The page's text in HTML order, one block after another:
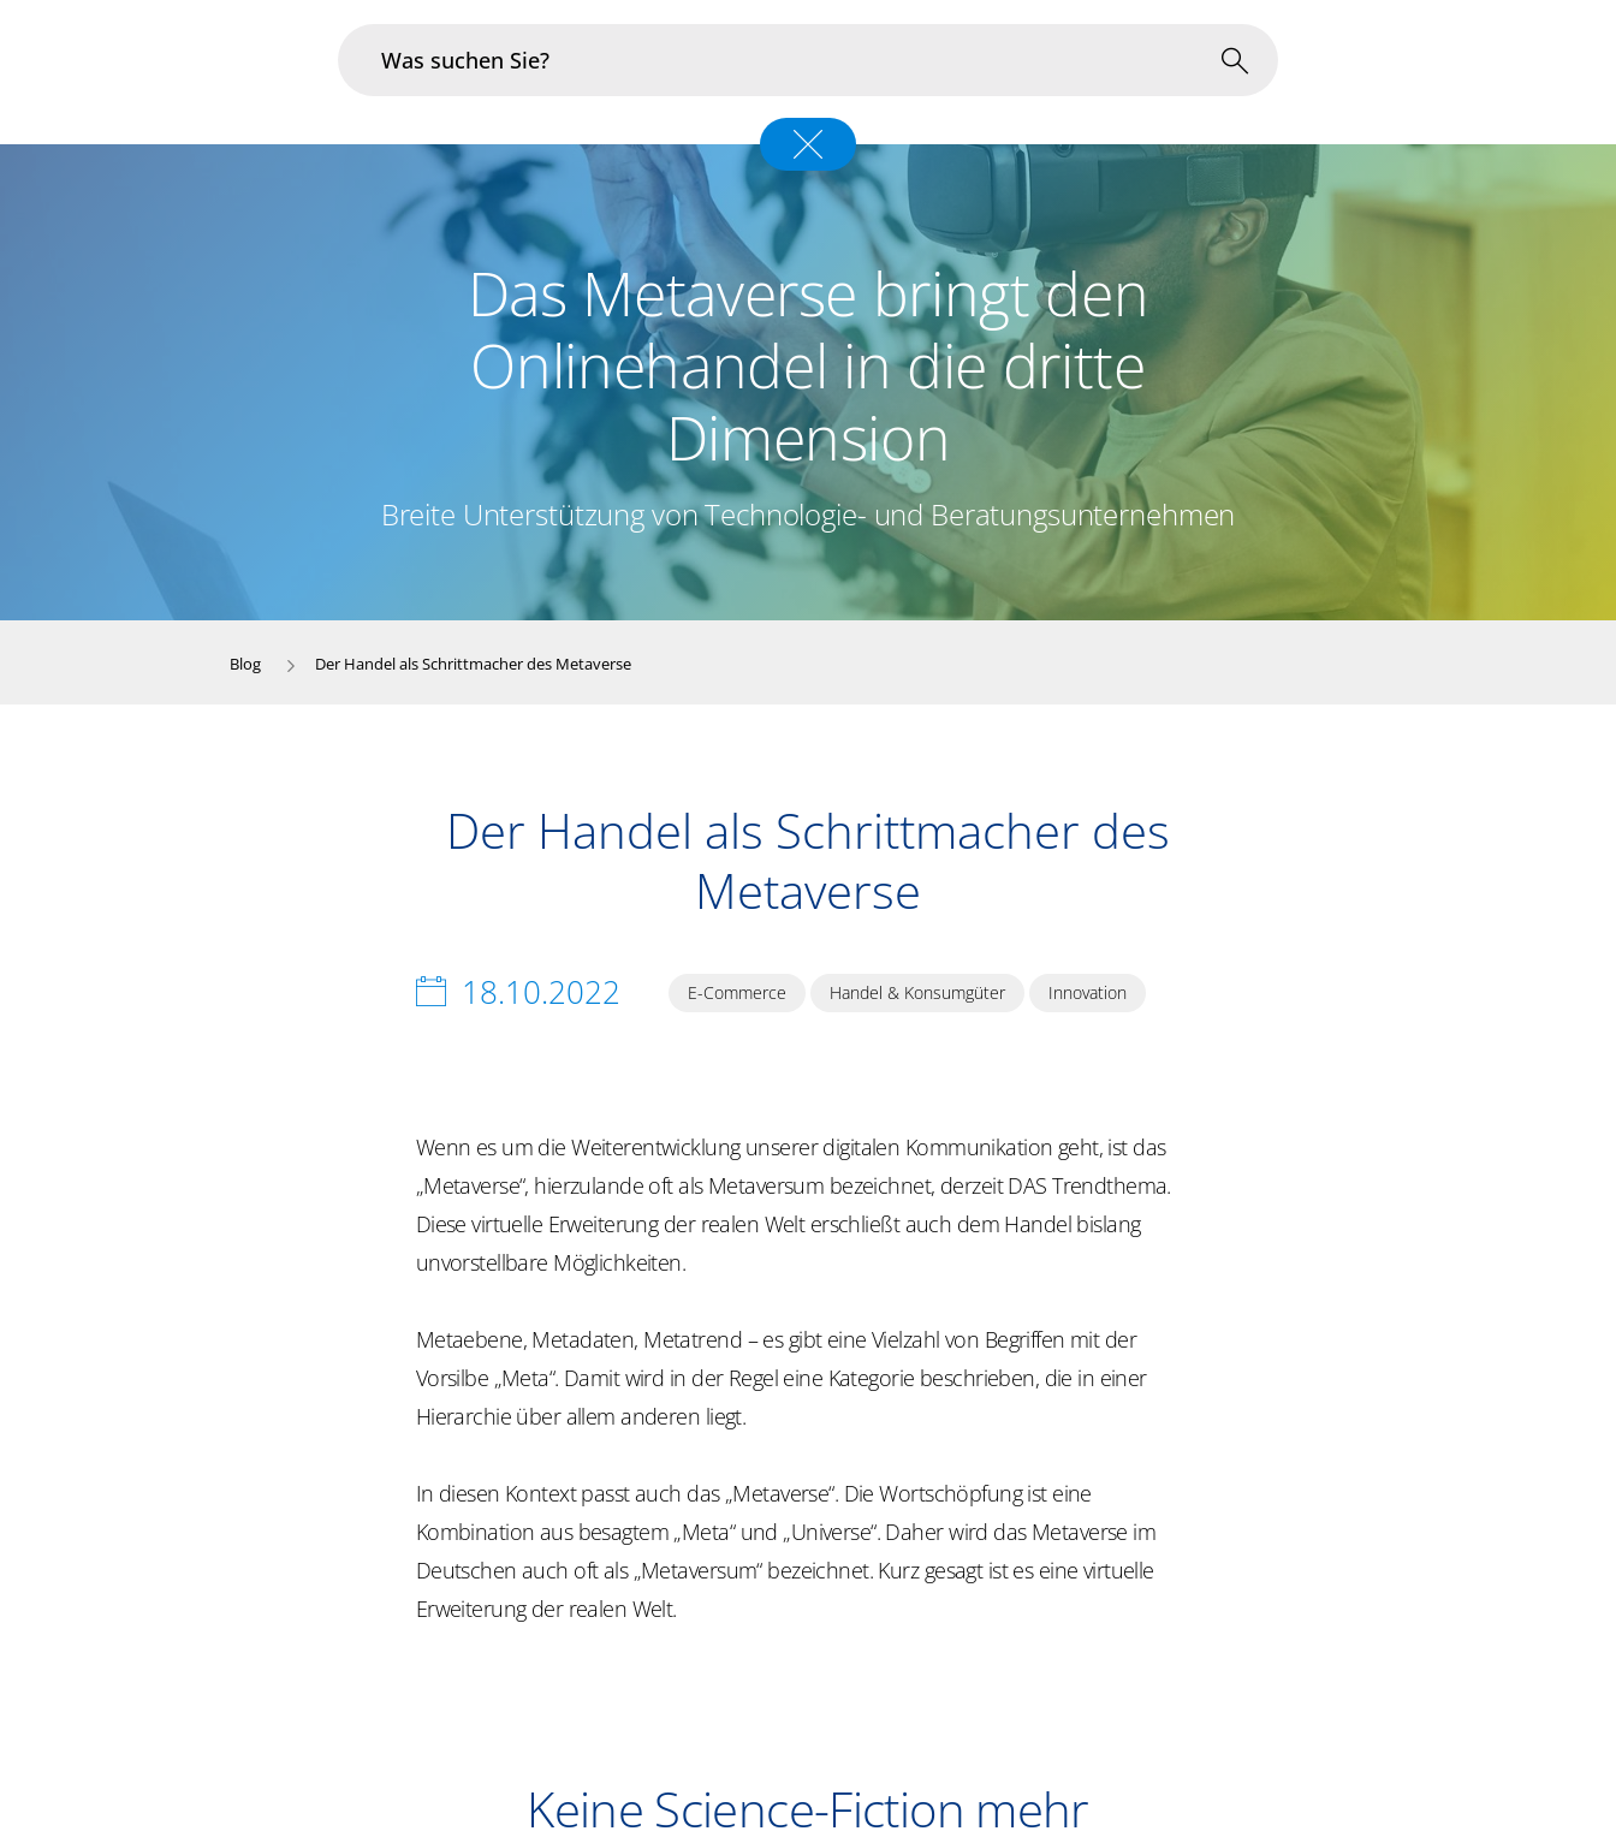
Das Metaverse bringt den
Onlinehandel in die dritte
Dimension
Breite Unterstützung von Technologie- und Beratungsunternehmen
Blog Der Handel als Schrittmacher des Metaverse
Der Handel als Schrittmacher des
Metaverse
18.10.2022 E-Commerce Handel & Konsumgüter Innovation
Wenn es um die Weiterentwicklung unserer digitalen Kommunikation geht, ist das
„Metaverse“, hierzulande oft als Metaversum bezeichnet, derzeit DAS Trendthema.
Diese virtuelle Erweiterung der realen Welt erschließt auch dem Handel bislang
unvorstellbare Möglichkeiten.
Metaebene, Metadaten, Metatrend – es gibt eine Vielzahl von Begriffen mit der
Vorsilbe „Meta“. Damit wird in der Regel eine Kategorie beschrieben, die in einer
Hierarchie über allem anderen liegt.
In diesen Kontext passt auch das „Metaverse“. Die Wortschöpfung ist eine
Kombination aus besagtem „Meta“ und „Universe“. Daher wird das Metaverse im
Deutschen auch oft als „Metaversum“ bezeichnet. Kurz gesagt ist es eine virtuelle
Erweiterung der realen Welt.
Keine Science-Fiction mehr